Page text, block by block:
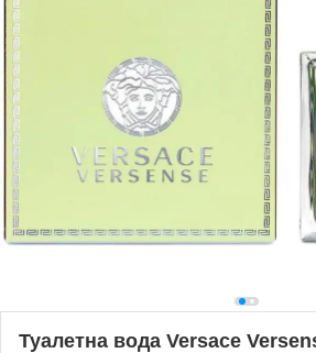
Туалетна вода Versace